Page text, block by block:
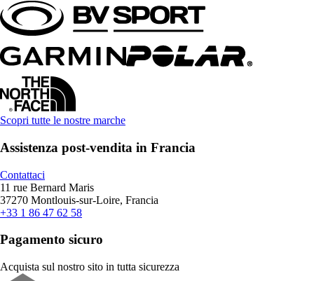
Scopri tutte le nostre marche
Assistenza post-vendita in Francia
Contattaci
11 rue Bernard Maris
37270 Montlouis-sur-Loire, Francia
+33 1 86 47 62 58
Pagamento sicuro
Acquista sul nostro sito in tutta sicurezza